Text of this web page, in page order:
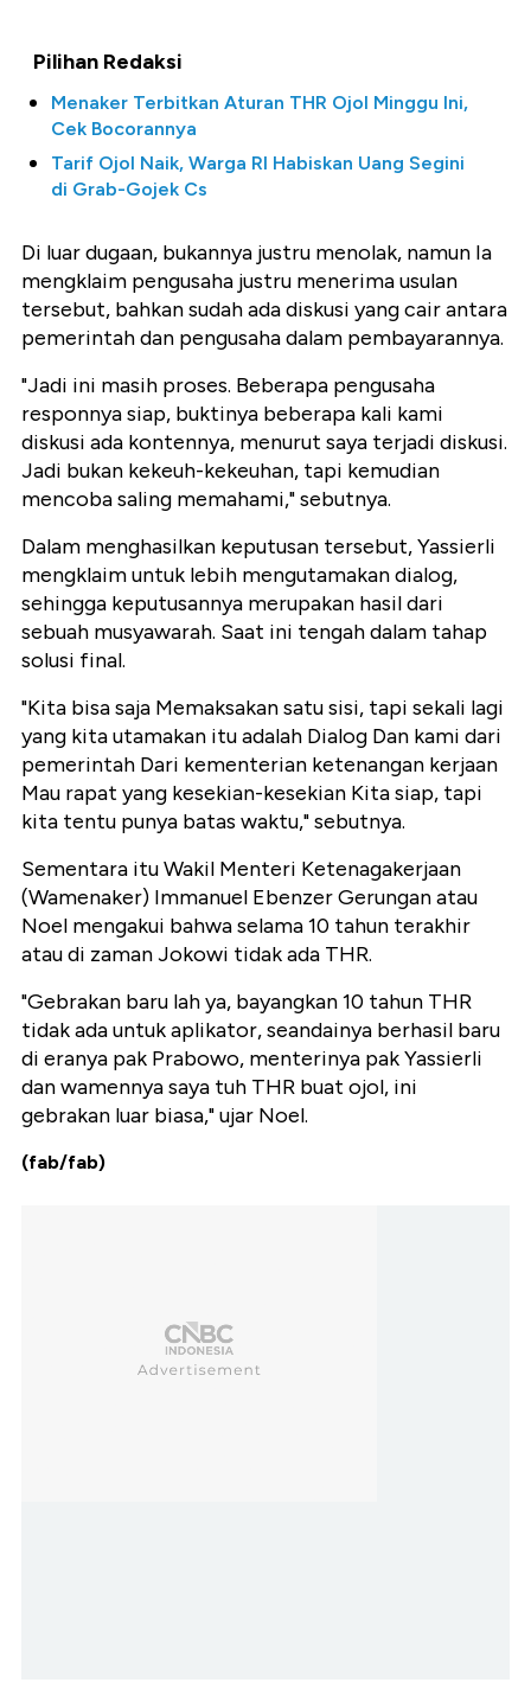
Pilihan Redaksi
Menaker Terbitkan Aturan THR Ojol Minggu Ini,
Cek Bocorannya
Tarif Ojol Naik, Warga RI Habiskan Uang Segini
di Grab-Gojek Cs
Di luar dugaan, bukannya justru menolak, namun Ia
mengklaim pengusaha justru menerima usulan
tersebut, bahkan sudah ada diskusi yang cair antara
pemerintah dan pengusaha dalam pembayarannya.
"Jadi ini masih proses. Beberapa pengusaha
responnya siap, buktinya beberapa kali kami
diskusi ada kontennya, menurut saya terjadi diskusi.
Jadi bukan kekeuh-kekeuhan, tapi kemudian
mencoba saling memahami," sebutnya.
Dalam menghasilkan keputusan tersebut, Yassierli
mengklaim untuk lebih mengutamakan dialog,
sehingga keputusannya merupakan hasil dari
sebuah musyawarah. Saat ini tengah dalam tahap
solusi final.
"Kita bisa saja Memaksakan satu sisi, tapi sekali lagi
yang kita utamakan itu adalah Dialog Dan kami dari
pemerintah Dari kementerian ketenangan kerjaan
Mau rapat yang kesekian-kesekian Kita siap, tapi
kita tentu punya batas waktu," sebutnya.
Sementara itu Wakil Menteri Ketenagakerjaan
(Wamenaker) Immanuel Ebenzer Gerungan atau
Noel mengakui bahwa selama 10 tahun terakhir
atau di zaman Jokowi tidak ada THR.
"Gebrakan baru lah ya, bayangkan 10 tahun THR
tidak ada untuk aplikator, seandainya berhasil baru
di eranya pak Prabowo, menterinya pak Yassierli
dan wamennya saya tuh THR buat ojol, ini
gebrakan luar biasa," ujar Noel.
(fab/fab)